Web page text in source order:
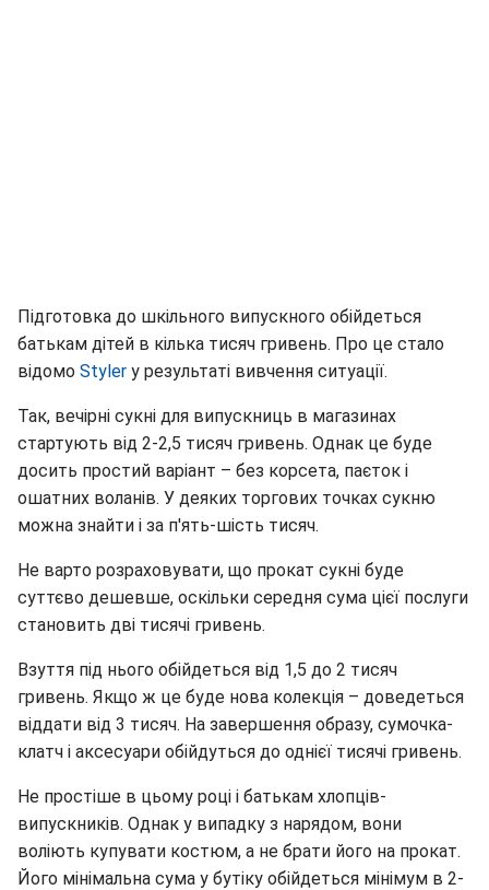
Підготовка до шкільного випускного обійдеться
батькам дітей в кілька тисяч гривень. Про це стало
відомо Styler у результаті вивчення ситуації.
Так, вечірні сукні для випускниць в магазинах
стартують від 2-2,5 тисяч гривень. Однак це буде
досить простий варіант – без корсета, паєток і
ошатних воланів. У деяких торгових точках сукню
можна знайти і за п'ять-шість тисяч.
Не варто розраховувати, що прокат сукні буде
суттєво дешевше, оскільки середня сума цієї послуги
становить дві тисячі гривень.
Взуття під нього обійдеться від 1,5 до 2 тисяч
гривень. Якщо ж це буде нова колекція – доведеться
віддати від 3 тисяч. На завершення образу, сумочка-
клатч і аксесуари обійдуться до однієї тисячі гривень.
Не простіше в цьому році і батькам хлопців-
випускників. Однак у випадку з нарядом, вони
воліють купувати костюм, а не брати його на прокат.
Його мінімальна сума у бутіку обійдеться мінімум в 2-